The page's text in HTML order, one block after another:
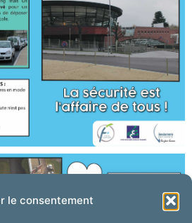
le consentement